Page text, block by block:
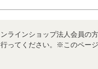
ラインショップ法人会員の
ってください。※このペー